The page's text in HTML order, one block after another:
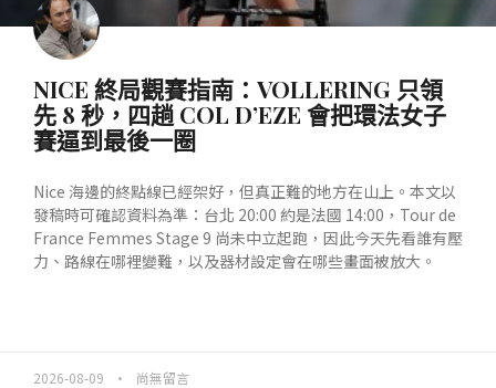
NICE 終局觀賽指南：VOLLERING 只領
先 8 秒，四趟 COL D’EZE 會把環法女子
賽逼到最後一圈
Nice 海邊的終點線已經架好，但真正難的地方在山上。本文以
發稿時可確認資料為準：台北 20:00 約是法國 14:00，Tour de
France Femmes Stage 9 尚未中立起跑，因此今天先看誰有壓
力、路線在哪裡變難，以及器材設定會在哪些畫面被放大。
2026-08-09 尚無留言